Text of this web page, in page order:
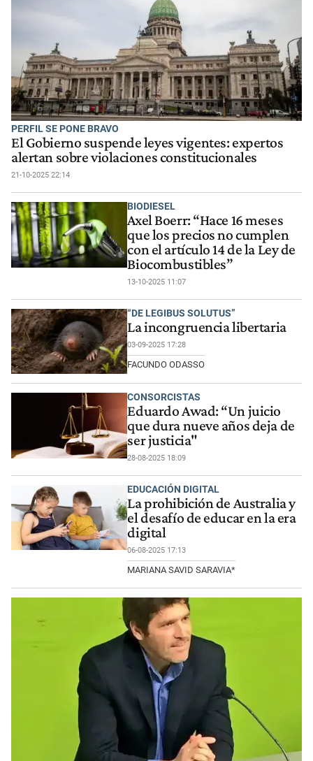
PERFIL SE PONE BRAVO
El Gobierno suspende leyes vigentes: expertos
alertan sobre violaciones constitucionales
21-10-2025 22:14
BIODIESEL
Axel Boerr: “Hace 16 meses
que los precios no cumplen
con el artículo 14 de la Ley de
Biocombustibles”
13-10-2025 11:07
“DE LEGIBUS SOLUTUS”
La incongruencia libertaria
03-09-2025 17:28
FACUNDO ODASSO
CONSORCISTAS
Eduardo Awad: “Un juicio
que dura nueve años deja de
ser justicia"
28-08-2025 18:09
EDUCACIÓN DIGITAL
La prohibición de Australia y
el desafío de educar en la era
digital
06-08-2025 17:13
MARIANA SAVID SARAVIA*